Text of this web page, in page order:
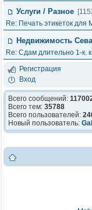
Услуги / Разное
Re: Печать этикеток
Недвижимость
Re: Сдам длительно 1-к.
Регистрация
Вход
Всего сообщений:
Всего тем: 35788
Всего пользователей:
Новый пользователь: